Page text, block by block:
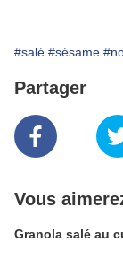
#salé #sésame
Partager
Vous
Granola salé au